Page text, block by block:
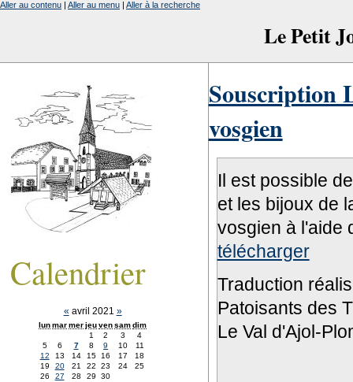
Le Petit
Aller au contenu | Aller au menu | Aller à la recherche
Souscription
vosgien
Il est possible
et les bijoux de
vosgien à l'aide
télécharger
Traduction
Patoisants des
Le Val d'Ajol-
Calendrier
« avril 2021 »
lunmarmerjeuvensamdim
1
2 3
4
5
6 7 8 9 10
11
12
13 14 15 16 17
18
19
20 21 22 23 24
25
26
27 28 29 30